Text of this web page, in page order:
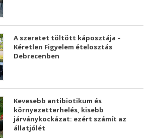
A szeretet töltött káposztája –
Kéretlen Figyelem ételosztás
Debrecenben
Kevesebb antibiotikum és
környezetterhelés, kisebb
járványkockázat: ezért számít az
állatjólét